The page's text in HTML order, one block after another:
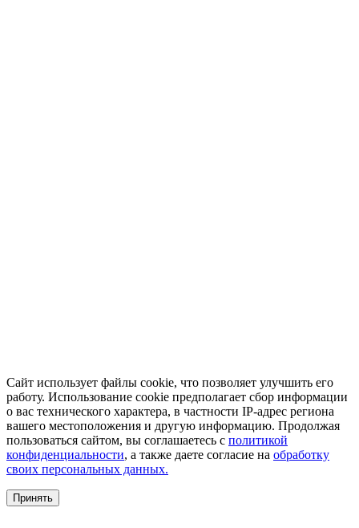
Сайт использует файлы cookie, что позволяет улучшить его
работу. Использование cookie предполагает сбор информации
о вас технического характера, в частности IP-адрес региона
вашего местоположения и другую информацию. Продолжая
пользоваться сайтом, вы соглашаетесь с политикой
конфиденциальности, а также даете согласие на обработку
своих персональных данных.
Принять